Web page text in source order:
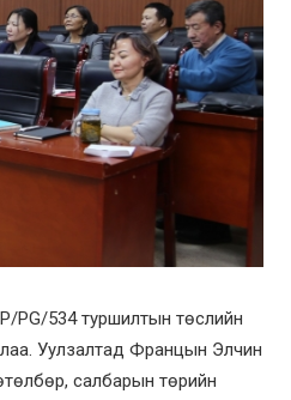
PG/534 туршилтын төслийн
Уулзалтад Францын Элчин
салбарын төрийн